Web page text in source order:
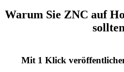
Warum Sie ZNC auf
Mit 1 Klick